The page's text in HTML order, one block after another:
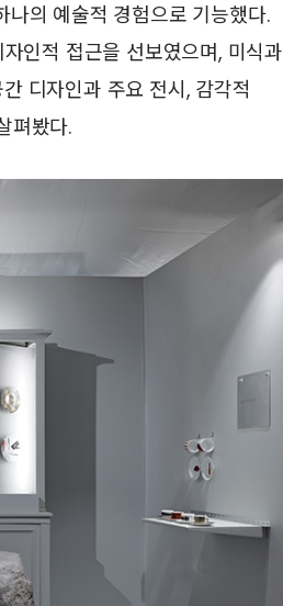
의 예술적 경험으로 기능했다.
인적 접근을 선보였으며, 미식과
디자인과 주요 전시, 감각적
펴봤다.